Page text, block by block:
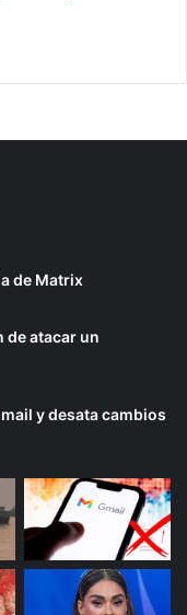
de Matrix
de atacar un
y desata cambios